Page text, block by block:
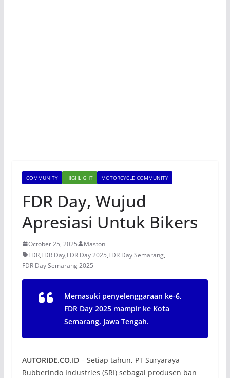
COMMUNITY HIGHLIGHT MOTORCYCLE COMMUNITY
FDR Day, Wujud
Apresiasi Untuk Bikers
October 25, 2025
Maston
FDR,FDR Day,FDR Day 2025,FDR Day Semarang,
FDR Day Semarang 2025
Memasuki penyelenggaraan ke-6,
FDR Day 2025 mampir ke Kota
Semarang, Jawa Tengah.
AUTORIDE.CO.ID– Setiap tahun, PT Suryaraya
Rubberindo Industries (SRI) sebagai produsen ban